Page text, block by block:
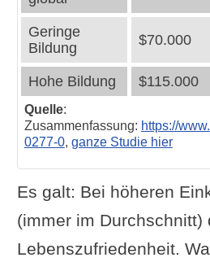
Geringe
Bildung
$70.000
Hohe Bildung $115.000
Quelle:
Zusammenfassung: https://
0277-0, ganze Studie hier
Es galt: Bei höheren
(immer im Durchschnitt)
Lebenszufriedenheit.